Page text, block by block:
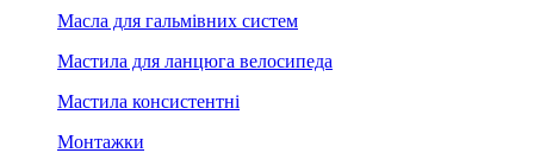
Масла для гальмівних систем
Мастила для ланцюга велосипеда
Мастила консистентні
Монтажки